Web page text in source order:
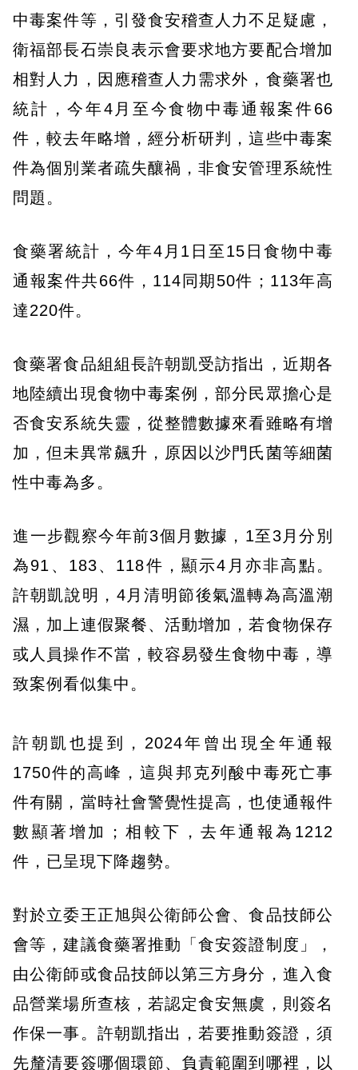
中毒案件等，引發食安稽查人力不足疑慮，
衛福部長石崇良表示會要求地方要配合增加
相對人力，因應稽查人力需求外，食藥署也
統計，今年4月至今食物中毒通報案件66
件，較去年略增，經分析研判，這些中毒案
件為個別業者疏失釀禍，非食安管理系統性
問題。
食藥署統計，今年4月1日至15日食物中毒
通報案件共66件，114同期50件；113年高
達220件。
食藥署食品組組長許朝凱受訪指出，近期各
地陸續出現食物中毒案例，部分民眾擔心是
否食安系統失靈，從整體數據來看雖略有增
加，但未異常飆升，原因以沙門氏菌等細菌
性中毒為多。
進一步觀察今年前3個月數據，1至3月分別
為91、183、118件，顯示4月亦非高點。
許朝凱說明，4月清明節後氣溫轉為高溫潮
濕，加上連假聚餐、活動增加，若食物保存
或人員操作不當，較容易發生食物中毒，導
致案例看似集中。
許朝凱也提到，2024年曾出現全年通報
1750件的高峰，這與邦克列酸中毒死亡事
件有關，當時社會警覺性提高，也使通報件
數顯著增加；相較下，去年通報為1212
件，已呈現下降趨勢。
對於立委王正旭與公衛師公會、食品技師公
會等，建議食藥署推動「食安簽證制度」，
由公衛師或食品技師以第三方身分，進入食
品營業場所查核，若認定食安無虞，則簽名
作保一事。許朝凱指出，若要推動簽證，須
先釐清要簽哪個環節、負責範圍到哪裡，以